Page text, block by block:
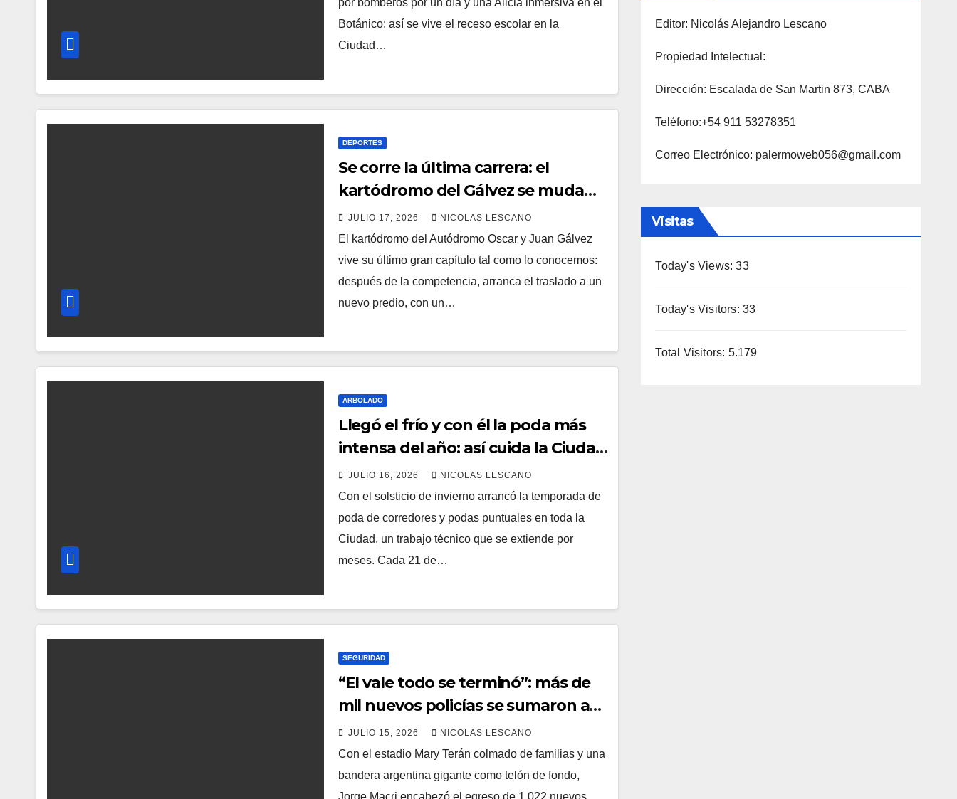
Botánico: así se vive el receso escolar en la
Ciudad…
DEPORTES
Se corre la última carrera: el
kartódromo del Gálvez se muda
para dar paso a un circuito de nivel
internacional
JULIO 17, 2026 NICOLAS LESCANO
El kartódromo del Autódromo Oscar y Juan Gálvez
vive su último gran capítulo tal como lo conocemos:
después de la competencia, arranca el traslado a un
nuevo predio, con un…
ARBOLADO
Llegó el frío y con él la poda más
intensa del año: así cuida la Ciudad
el arbolado urbano
JULIO 16, 2026 NICOLAS LESCANO
Con el solsticio de invierno arrancó la temporada de
poda de corredores y podas puntuales en toda la
Ciudad, un trabajo técnico que se extiende por
meses. Cada 21 de…
SEGURIDAD
“El vale todo se terminó”: más de
mil nuevos policías se sumaron a
las calles porteñas
JULIO 15, 2026 NICOLAS LESCANO
Con el estadio Mary Terán colmado de familias y una
bandera argentina gigante como telón de fondo,
Jorge Macri encabezó el egreso de 1.022 nuevos
Editor: Nicolás Alejandro Lescano
Propiedad Intelectual:
Dirección: Escalada de San Martin 873, CABA
Teléfono:+54 911 53278351
Correo Electrónico: palermoweb056@gmail.com
Visitas
Today's Views:33
Today's Visitors: 33
Total Visitors: 5.179